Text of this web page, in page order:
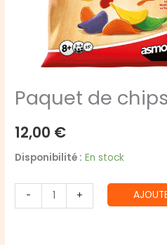
Paquet de chips
12,00 €
Disponibilité : En stock
-
quantité
de
+